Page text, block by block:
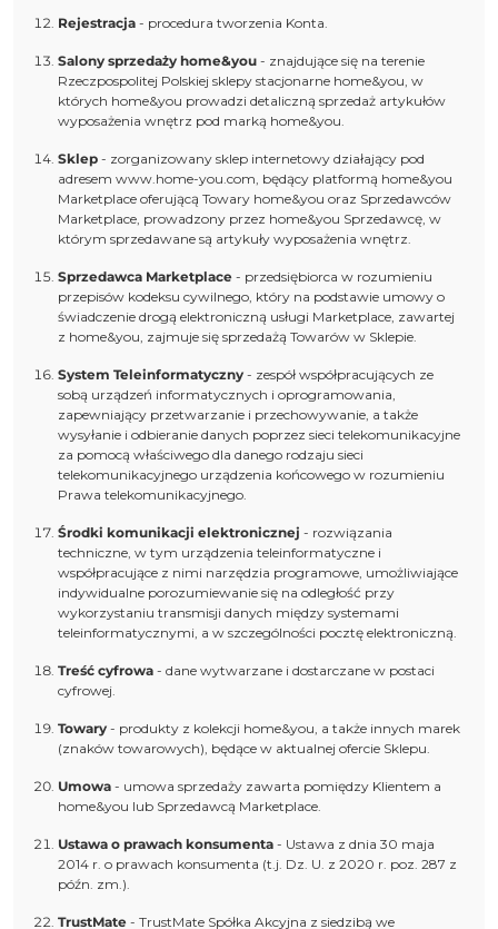
Rejestracja - procedura tworzenia Konta.
Salony sprzedaży home&you - znajdujące się na terenie
Rzeczpospolitej Polskiej sklepy stacjonarne home&you, w
których home&you prowadzi detaliczną sprzedaż artykułów
wyposażenia wnętrz pod marką home&you.
Sklep - zorganizowany sklep internetowy działający pod
adresem www.home-you.com, będący platformą home&you
Marketplace oferującą Towary home&you oraz Sprzedawców
Marketplace, prowadzony przez home&you Sprzedawcę, w
którym sprzedawane są artykuły wyposażenia wnętrz.
Sprzedawca Marketplace - przedsiębiorca w rozumieniu
przepisów kodeksu cywilnego, który na podstawie umowy o
świadczenie drogą elektroniczną usługi Marketplace, zawartej
z home&you, zajmuje się sprzedażą Towarów w Sklepie.
System Teleinformatyczny - zespół współpracujących ze
sobą urządzeń informatycznych i oprogramowania,
zapewniający przetwarzanie i przechowywanie, a także
wysyłanie i odbieranie danych poprzez sieci telekomunikacyjne
za pomocą właściwego dla danego rodzaju sieci
telekomunikacyjnego urządzenia końcowego w rozumieniu
Prawa telekomunikacyjnego.
Środki komunikacji elektronicznej - rozwiązania
techniczne, w tym urządzenia teleinformatyczne i
współpracujące z nimi narzędzia programowe, umożliwiające
indywidualne porozumiewanie się na odległość przy
wykorzystaniu transmisji danych między systemami
teleinformatycznymi, a w szczególności pocztę elektroniczną.
Treść cyfrowa - dane wytwarzane i dostarczane w postaci
cyfrowej.
Towary - produkty z kolekcji home&you, a także innych marek
(znaków towarowych), będące w aktualnej ofercie Sklepu.
Umowa - umowa sprzedaży zawarta pomiędzy Klientem a
home&you lub Sprzedawcą Marketplace.
Ustawa o prawach konsumenta - Ustawa z dnia 30 maja
2014 r. o prawach konsumenta (t.j. Dz. U. z 2020 r. poz. 287 z
późn. zm.).
TrustMate - TrustMate Spółka Akcyjna z siedzibą we